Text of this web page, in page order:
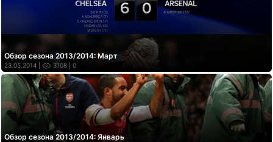
Обзор сезона 2013/2014: Март
23.05.2014 | 3108 | 0
Обзор сезона 2013/2014: Январь